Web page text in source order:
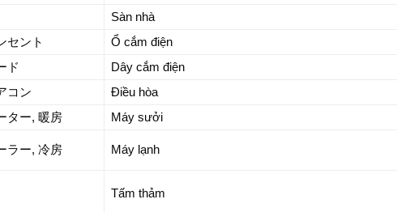
Sàn nhà
セント
Ổ cắm điện
ド
Dây cắm điện
コン
Điều hòa
ター, 暖房 Máy sưởi
ラー, 冷房 Máy lạnh
Tấm thảm